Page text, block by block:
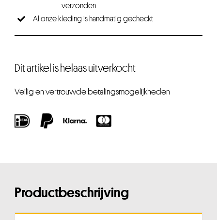
verzonden
Al onze kleding is handmatig gecheckt
Dit artikel is helaas uitverkocht
Veilig en vertrouwde betalingsmogelijkheden
Productbeschrijving